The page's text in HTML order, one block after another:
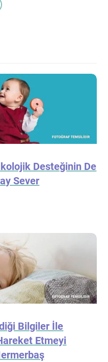
Desteğinin De
Sever
Bilgiler İle
Etmeyi